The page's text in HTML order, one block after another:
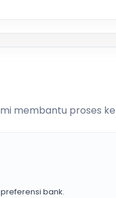
membantu proses
bank.